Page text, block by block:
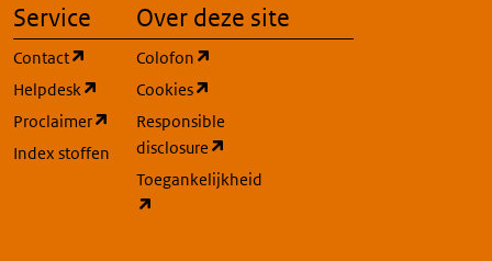
3.2.23 Saneren van de bodem
3.3Complexe bedrijven
3.3.2
Grootschalige
Energieopwekking
Raffinaderij
Service
Contact
(opent in een nieuw tabblad)
Helpdesk
(opent in een nieuw tabblad)
Proclaimer
(opent in een nieuw tabblad)
Index stoffen
Over deze site
Colofon
Cookies
Responsible
disclosure
Toegankelijkheid